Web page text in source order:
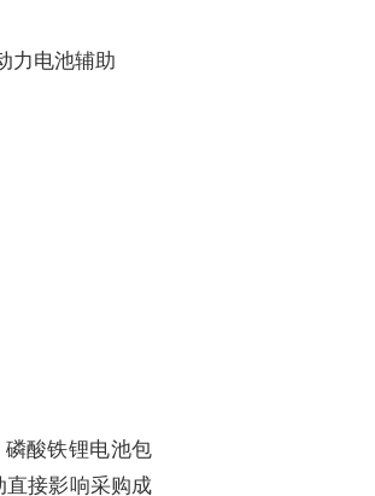
力电池辅助
酸铁锂电池包
接影响采购成